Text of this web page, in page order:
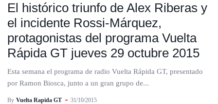
El histórico triunfo de Alex Riberas y
el incidente Rossi-Márquez,
protagonistas del programa Vuelta
Rápida GT jueves 29 octubre 2015
Esta semana el programa de radio Vuelta Rápida GT, presentado
por Ramon Biosca, junto a un gran grupo de...
By Vuelta Rapida GT 31/10/2015